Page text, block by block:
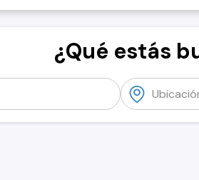
¿Qué estás